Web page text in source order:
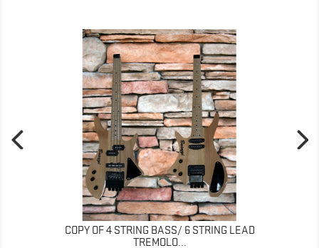
COPY OF 4 STRING BASS/ 6 STRING LEAD
TREMOLO...